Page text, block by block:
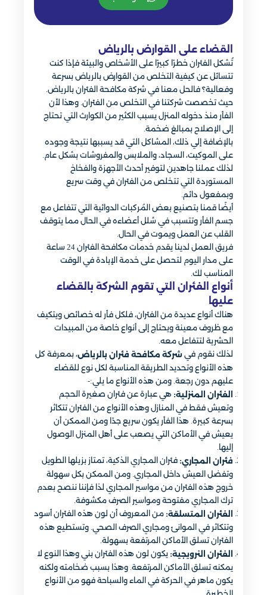
القضاء على القوارض بالرياض
تُشكل الفئران خطرًا كبيرًا على الأشخاص والبيئة فإذا كنت
تتسائل عن كيفية التخلص من القوارض بالرياض بسرعة
وفعالية؟ فالحل معنا في شركة مكافحة الفئران بالرياض.
حيث تخصصت شركتنا في التخلص من الفئران. وهذا لأن
الفأر منذ دخوله المنزل يسبب الكثير من الكوارث التي تحتاج
إلى الإصلاح بمبالغ ضخمة.
بالإضافة إلي ذلك، المشاكل التي قد يسببها نتيجة وجوده
على الموكيت، السجاد، والملابس والمفروشات بشكل عام.
لذلك عملنا جاهدين لتوفير أحدث الأجهزة والفخاخ
المستوردة التي تتخلص من الفئران في وقت سريع
وبمفعول دائم.
أيضًا قمنا بتصنيع بعض المُركبات الدوائية التي تتفاعل مع
جسم الفأر وتتسبب في شلل أعضاءه في الحال مما يتوقف
القلب عن العمل ويموت في الحال.
فريق العمل لدينا يقدم خدمات مكافحة الفئران 24 ساعة
على مدار اليوم لتحصل على خدمة الإبادة في الوقت
المناسب لك.
أنواع الفئران التي تقوم الشركة بالقضاء
عليها
هناك أنواع عديدة من الفئران، فلكل فأر له خصائص ويتكيف
مع ظروف معينة ويحتاج إلى أنواع خاصة من المبيدات
الحشرية لتتفاعل معه.
لذلك نقوم في شركة مكافحة فئران بالرياض، بمعرفة كل
هذه الأنواع وتحديد الطريقة المناسبة لكل نوع للقضاء
عليهم دون رجعة. ومن هذه الأنواع ما يلي:-
الفئران المنزلية: هي عبارة عن فئران صغيرة الحجم
وتعيش فقط في المنازل وهذه الأنواع من الفئران تتكاثر
بسرعة كبيرة. هذا الفأر يكون سريع جدًا ومن الممكن أن
يعيش في الأماكن التي يصعب على أهل المنزل الوصول
إليها.
فئران المجاري: فئران المجاري الذكية، تمتاز بزيلها الطويل
وتفضل العيش داخل المجاري. ومن الممكن بكل سهولة
خروج هذه الفئران من مواسير المجاري لذا فإننا ننصح بعدم
ترك المجاري مفتوحة ومواسير الصرف مكشوفة.
الفئران المتسلقة: من المعروف أن لون هذه الفئران أسود
وتتكاثر في الموانئ ومجاري الصرف الصحي. وتستطيع هذه
الفئران تسلق الأماكن المرتفعة بسهولة.
الفئران النرويجية: يكون لون هذه الفئران بني وهذا النوع لا
يمكنه تسلق الأماكن المرتفعة. وهذا بسبب ضخامته ولكنه
يكون ماهر في الحركة في الماء والسباحة فهو من الأنواع